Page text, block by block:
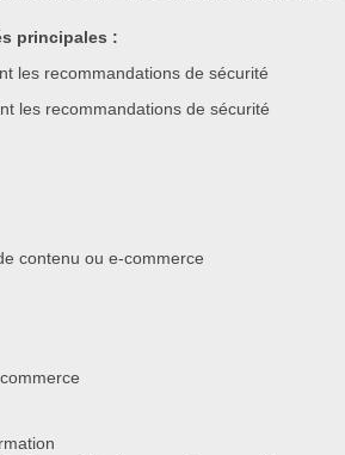
principales :
les recommandations de sécurité
les recommandations de sécurité
contenu ou e-commerce